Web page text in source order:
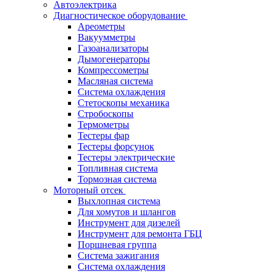
Автоэлектрика
Диагностическое оборудование
Ареометры
Вакуумметры
Газоанализаторы
Дымогенераторы
Компрессометры
Масляная система
Система охлаждения
Стетоскопы механика
Стробоскопы
Термометры
Тестеры фар
Тестеры форсунок
Тестеры электрические
Топливная система
Тормозная система
Моторный отсек
Выхлопная система
Для хомутов и шлангов
Инструмент для дизелей
Инструмент для ремонта ГБЦ
Поршневая группа
Система зажигания
Система охлаждения